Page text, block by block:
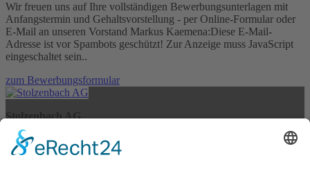
Wir freuen uns auf Ihre vollständigen Bewerbungsunterlagen mit
Anfangstermin und Gehaltsvorstellung - per Online-Formular oder
E-Mail an unseren Vorstand Markus Kaemena:Diese E-Mail-
Adresse ist vor Spambots geschützt! Zur Anzeige muss JavaScript
eingeschaltet sein..
zum Bewerbungsformular
Stolzenbach AG
Am Heiddamm 38
28355 Bremen
Tel. +49 (0) 4 21 - 4 10 06-0